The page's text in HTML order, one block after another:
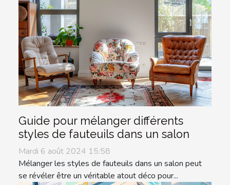
Guide pour mélanger différents
styles de fauteuils dans un salon
Mardi 6 août 2024 15:58
Mélanger les styles de fauteuils dans un salon peut
se révéler être un véritable atout déco pour...